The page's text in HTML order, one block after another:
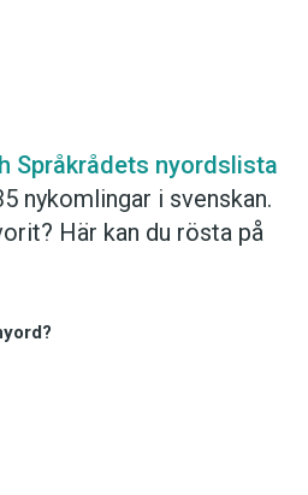
inställningar
Språkrådets nyordslista
nykomlingar i svenskan.
Här kan du rösta på